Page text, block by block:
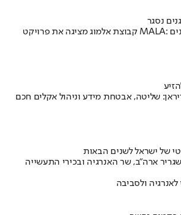
נסגר
קבוצת אלמוג מציגה את פרויקט MALA: מגדלי הפרימיום האחרונים
שליטה, אבטחת מידע וניהול אקלים חכם
של ישראל לשנים הבאות
ארה"ב, שר האנרגיה ובכירי התעשייה
ולסביבה